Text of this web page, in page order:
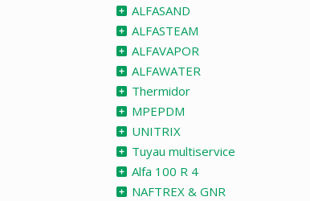
ALFASAND
ALFASTEAM
ALFAVAPOR
ALFAWATER
Thermidor
MPEPDM
UNITRIX
Tuyau multiservice
Alfa 100 R 4
NAFTREX & GNR